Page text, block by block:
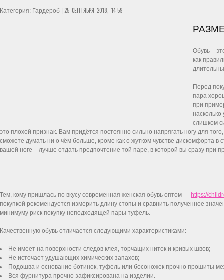
Категория: Гардероб | 25 СЕНТЯБРЯ 2018, 14:59
Обувь –
как
Перед
пара
при
слишком
это плохой признак. Вам придётся постоянно сильно напрягать ногу для
сможете думать ни о чём больше, кроме как о жутком чувстве дискомфорта в
вашей ноге – лучше отдать предпочтение той паре, в которой вы сразу при
Тем, кому пришлась по вкусу современная женская обувь оптом — https://
покупкой рекомендуется измерить длину стопы и сравнить полученное
минимуму риск покупку неподходящей пары туфель.
Качественную обувь отличается следующими характеристиками:
Не имеет на поверхности следов клея, торчащих ниток и кривых швов;
Не источает удушающих химических запахов;
Подошва и основание ботинок, туфель или босоножек прочно прошиты
Вся фурнитура прочно зафиксирована на изделии.